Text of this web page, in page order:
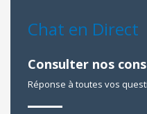
Chat en Direct
Consulter nos
Réponse à toutes vos